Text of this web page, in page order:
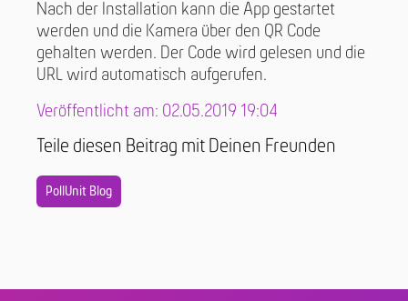
Nach der Installation kann die App gestartet
werden und die Kamera über den QR Code
gehalten werden. Der Code wird gelesen und die
URL wird automatisch aufgerufen.
Veröffentlicht am: 02.05.2019 19:04
Teile diesen Beitrag mit Deinen Freunden
PollUnit Blog